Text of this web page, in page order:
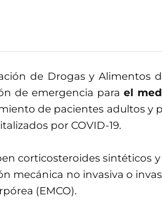
de Drogas y Alimentos
de emergencia para el
de pacientes adultos y
por COVID-19.
corticosteroides sintéticos
mecánica no invasiva o
(EMCO).